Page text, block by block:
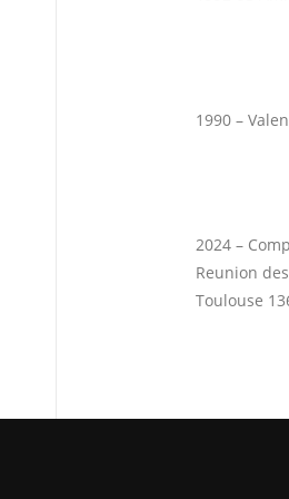
1990 –
2024 –
Reunion
Toulouse